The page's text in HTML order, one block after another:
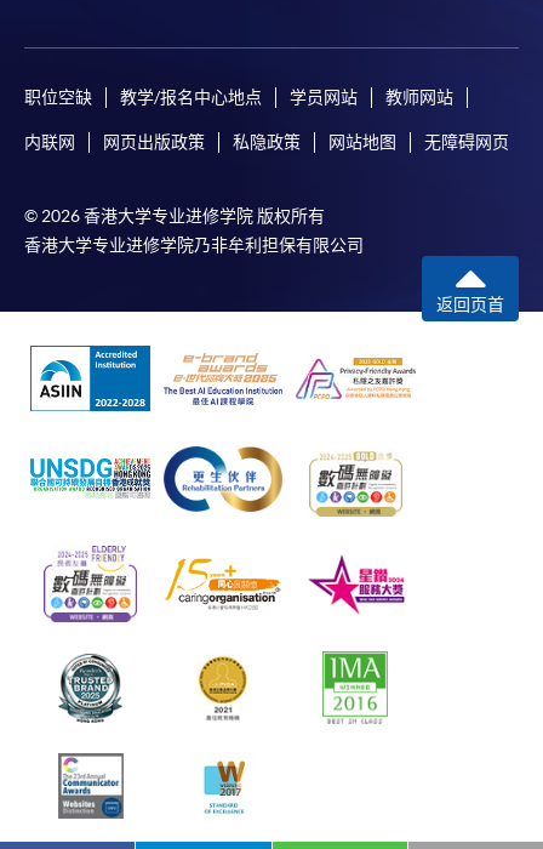
职位空缺 教学/报名中心地点 学员网站 教师网站
内联网 网页出版政策 私隐政策 网站地图 无障碍网页
© 2026 香港大学专业进修学院 版权所有
香港大学专业进修学院乃非牟利担保有限公司
返回页首